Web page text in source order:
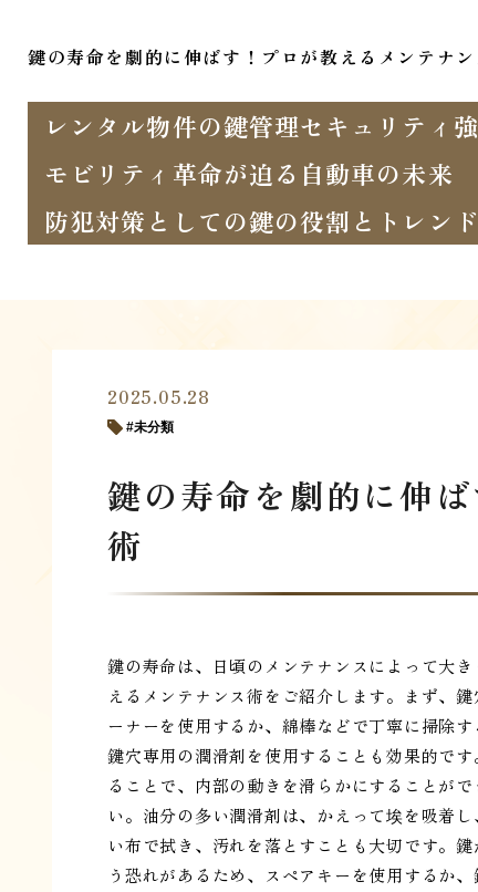
鍵の寿命を劇的に伸ばす！プロが教えるメンテナ
レンタル物件の鍵管理セキュリティ
モビリティ革命が迫る自動車の未来
防犯対策としての鍵の役割とトレン
2025.05.28
未分類
鍵の寿命を劇的に伸
術
鍵の寿命は、日頃のメンテナンスによって大
えるメンテナンス術をご紹介します。まず、
ーナーを使用するか、綿棒などで丁寧に掃除
鍵穴専用の潤滑剤を使用することも効果的で
ることで、内部の動きを滑らかにすることが
い。油分の多い潤滑剤は、かえって埃を吸着
い布で拭き、汚れを落とすことも大切です。
う恐れがあるため、スペアキーを使用するか